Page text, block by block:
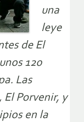
una
leye
de El
120
Las
El Porvenir, y
en la